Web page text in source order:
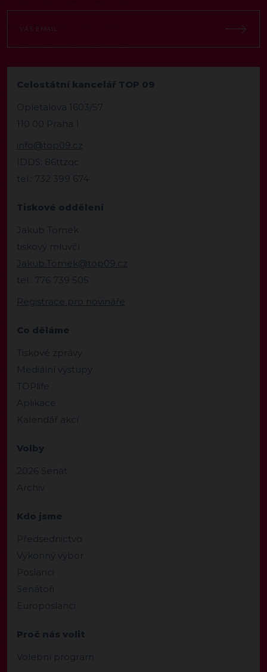
Celostátní kancelář TOP 09
Opletalova 1603/57
110 00 Praha 1
info@top09.cz
IDDS: 86ttzqc
tel.: 732 399 674
Tiskové oddělení
Jakub Tomek
tiskový mluvčí
Jakub.Tomek@top09.cz
tel.: 776 739 505
Registrace pro novináře
Co děláme
Tiskové zprávy
Mediální výstupy
TOPlife
Aplikace
Kalendář akcí
Volby
2026 Senát
Archiv
Kdo jsme
Předsednictvo
Výkonný výbor
Poslanci
Senátoři
Europoslanci
Proč nás volit
Volební program